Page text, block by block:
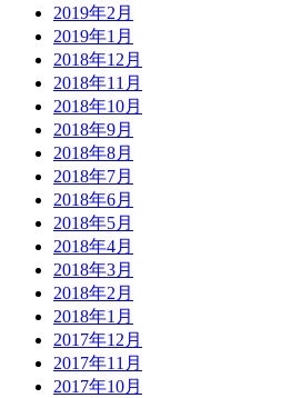
2019年2月
2019年1月
2018年12月
2018年11月
2018年10月
2018年9月
2018年8月
2018年7月
2018年6月
2018年5月
2018年4月
2018年3月
2018年2月
2018年1月
2017年12月
2017年11月
2017年10月